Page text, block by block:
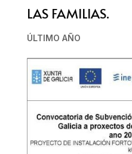
LAS FAMILIAS.
ÚLTIMO AÑO